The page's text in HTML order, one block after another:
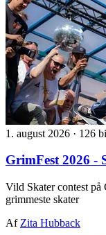
1. august 2026 · 126
GrimFest 2026 -
Vild Skater contest
grimmeste skater
Af Zita Hubback